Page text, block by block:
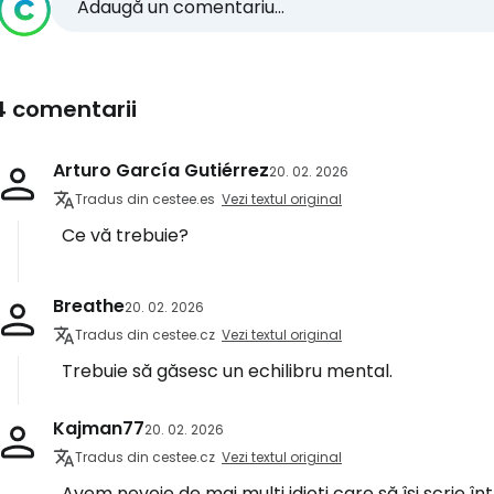
Adaugă un comentariu...
comentarii
Arturo García Gutiérrez20. 02. 2026
Tradus din cestee.es Vezi textul original
Ce vă trebuie?
Breathe20. 02. 2026
Tradus din cestee.cz Vezi textul original
Trebuie să găsesc un echilibru mental.
Kajman7720. 02. 2026
Tradus din cestee.cz Vezi textul original